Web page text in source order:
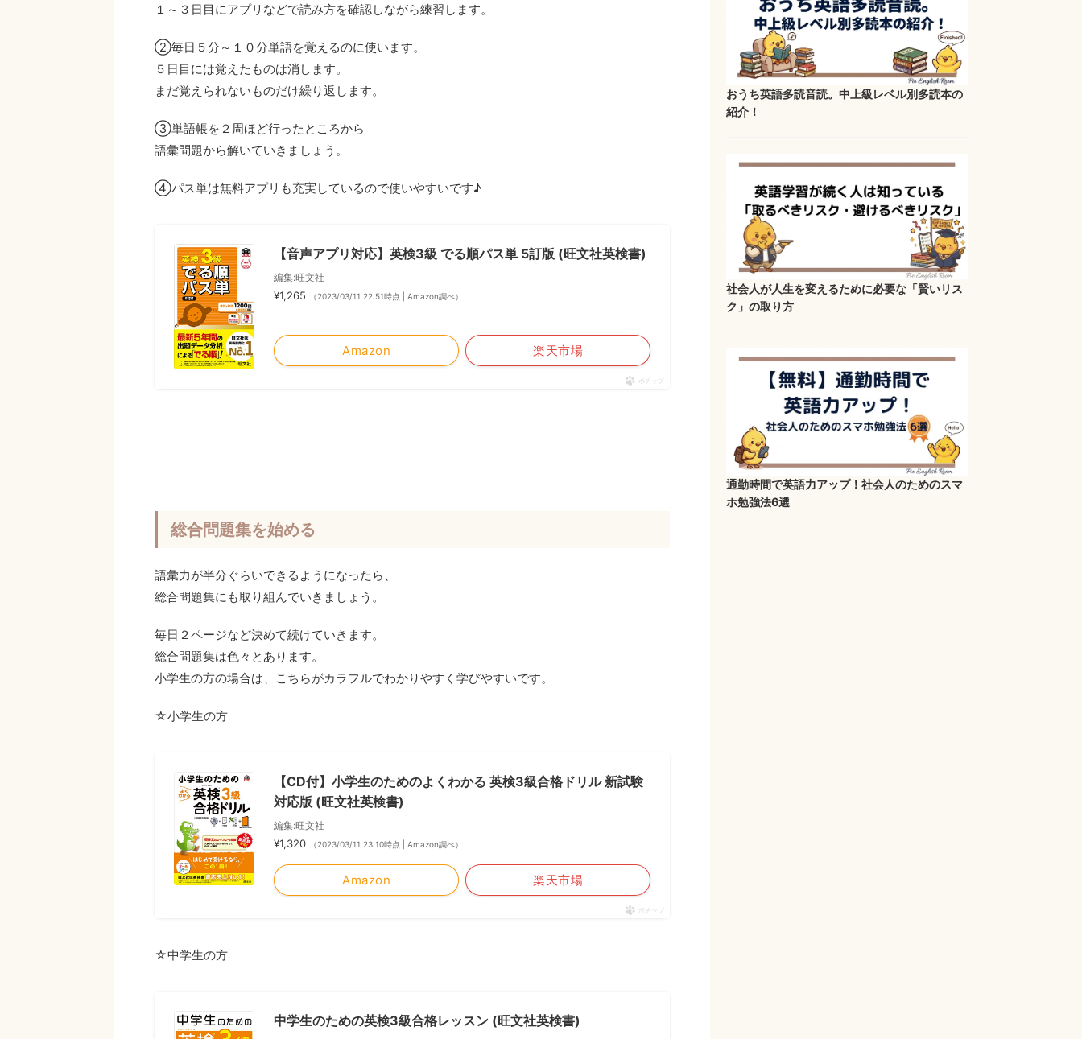
１～３日目にアプリなどで読み方を確認しながら練習します。
②毎日５分～１０分単語を覚えるのに使います。
５日目には覚えたものは消します。
まだ覚えられないものだけ繰り返します。
③単語帳を２周ほど行ったところから
語彙問題から解いていきましょう。
④パス単は無料アプリも充実しているので使いやすいです♪
【音声アプリ対応】英検3級 でる順パス単 5訂版 (旺文社英検書)
編集:旺文社
¥1,265 （2023/03/11 22:51時点 | Amazon調べ）
Amazon 楽天市場
ポチップ
総合問題集を始める
語彙力が半分ぐらいできるようになったら、
総合問題集にも取り組んでいきましょう。
毎日２ページなど決めて続けていきます。
総合問題集は色々とあります。
小学生の方の場合は、こちらがカラフルでわかりやすく学びやすいです。
☆小学生の方
【CD付】小学生のためのよくわかる 英検3級合格ドリル 新試験
対応版 (旺文社英検書)
編集:旺文社
¥1,320 （2023/03/11 23:10時点 | Amazon調べ）
Amazon 楽天市場
ポチップ
☆中学生の方
中学生のための英検3級合格レッスン (旺文社英検書)
おうち英語多読音読。中上級レベル別多読本の
紹介！
社会人が人生を変えるために必要な「賢いリス
ク」の取り方
通勤時間で英語力アップ！社会人のためのスマ
ホ勉強法6選